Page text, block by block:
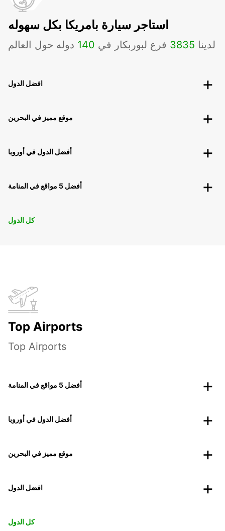
استاجر سيارة بامريكا بكل سهوله
لدينا 3835 فرع لبوربكار في 140 دوله حول العالم
افضل الدول
موقع مميز في البحرين
أفضل الدول في أوروبا
أفضل 5 مواقع في المنامة
كل الدول
Top Airports
Top Airports
أفضل 5 مواقع في المنامة
أفضل الدول في أوروبا
موقع مميز في البحرين
افضل الدول
كل الدول